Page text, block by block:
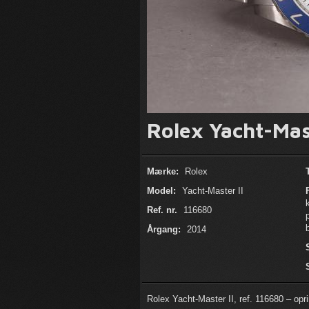
Rolex Yacht-
Mærke:
Rolex
Model:
Yacht-Master II
Ref. nr.
116680
Årgang:
2014
Rolex Yacht-Master II, ref. 116680 –